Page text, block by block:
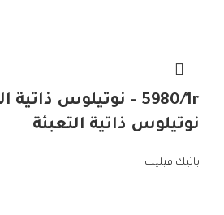
نوتيلوس ذاتية التعبئة
باتيك فيليب